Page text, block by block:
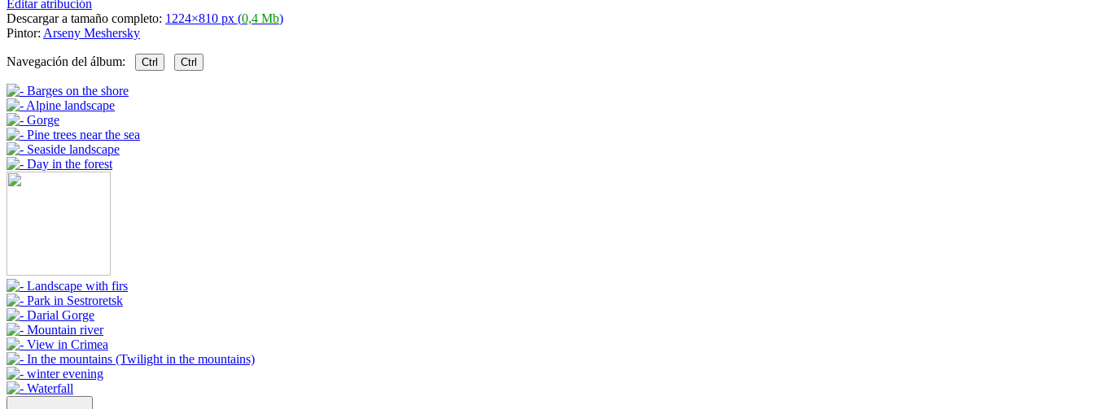
Editar atribución
Descargar a tamaño completo: 1224×810 px (0,4 Mb)
Pintor: Arseny Meshersky
Navegación del álbum: Ctrl Ctrl